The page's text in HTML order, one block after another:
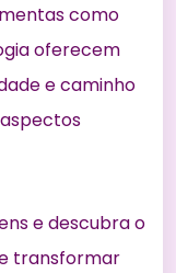
como
oferecem
e caminho
e descubra o
transformar